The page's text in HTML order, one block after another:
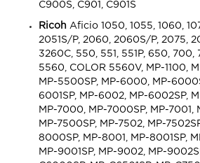
C900S, C901, C901S
Ricoh Aficio 1050, 1055, 1060,
2051S/P, 2060, 2060S/P, 2075,
3260C, 550, 551, 551P, 650, 700,
5560, COLOR 5560V, MP-1100,
MP-5500SP, MP-6000, MP-
6001SP, MP-6002, MP-6002SP,
MP-7000, MP-7000SP, MP-7001,
MP-7500SP, MP-7502, MP-
8000SP, MP-8001, MP-8001SP,
MP-9001SP, MP-9002, MP-